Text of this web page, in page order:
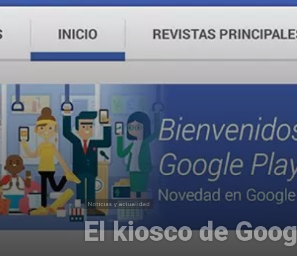
Noticias y actualidad
El kiosco de